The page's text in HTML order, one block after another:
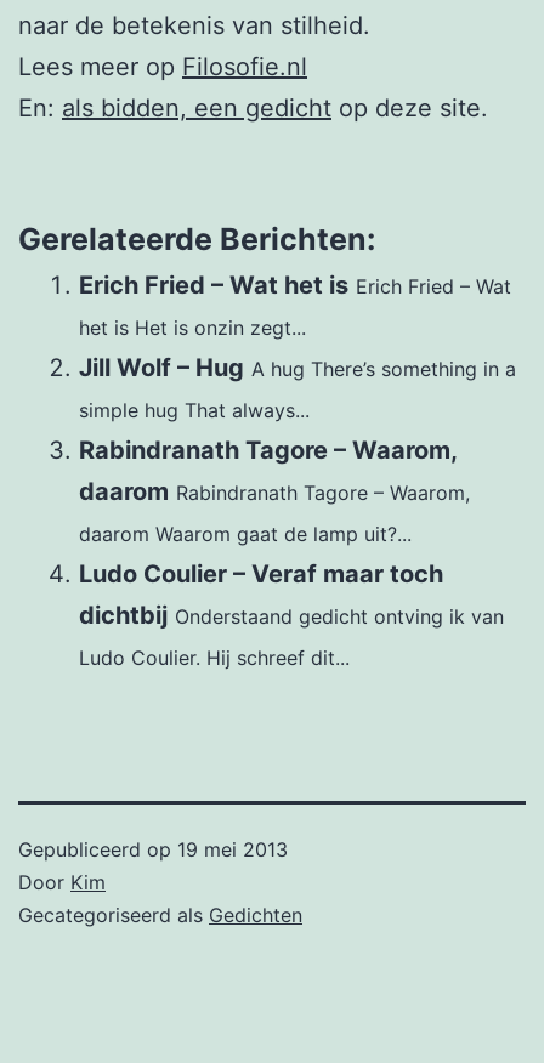
naar de betekenis van stilheid.
Lees meer op Filosofie.nl
En: als bidden, een gedicht op deze site.
Gerelateerde Berichten:
Erich Fried – Wat het is Erich Fried – Wat
het is Het is onzin zegt...
Jill Wolf – Hug A hug There’s something in a
simple hug That always...
Rabindranath Tagore – Waarom,
daarom Rabindranath Tagore – Waarom,
daarom Waarom gaat de lamp uit?...
Ludo Coulier – Veraf maar toch
dichtbij Onderstaand gedicht ontving ik van
Ludo Coulier. Hij schreef dit...
Gepubliceerd op 19 mei 2013
Door Kim
Gecategoriseerd als Gedichten